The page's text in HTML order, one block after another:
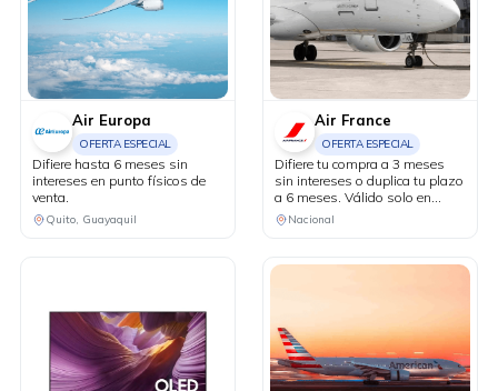
Air Europa
OFERTA ESPECIAL
Difiere hasta 6 meses sin
intereses en punto físicos de
venta.
Quito, Guayaquil
Air France
OFERTA ESPECIAL
Difiere tu compra a 3 meses
sin intereses o duplica tu plazo
a 6 meses. Válido solo en
puntos de venta físicos y
agencias de viaje.
Nacional